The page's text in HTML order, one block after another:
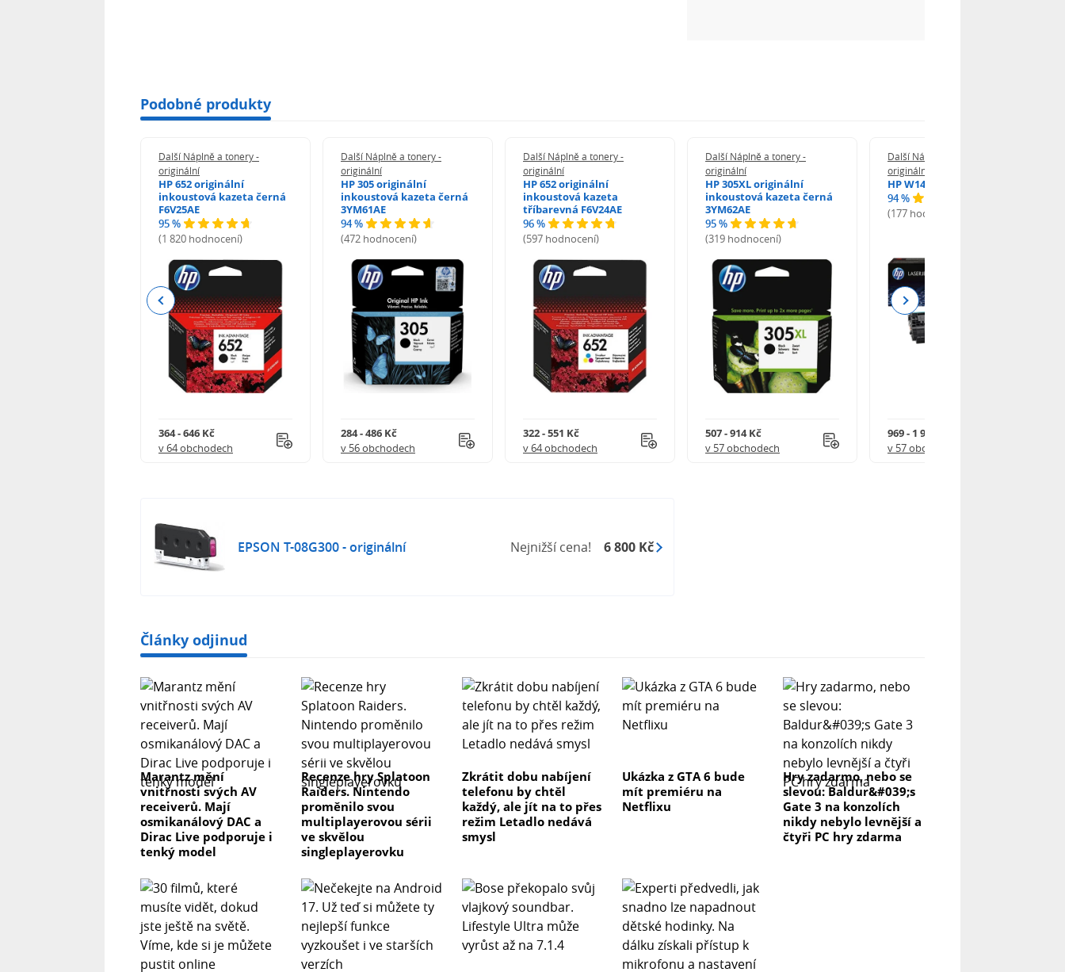
Podobné produkty
Další Náplně a tonery -
originální
HP 652 originální
inkoustová kazeta černá
F6V25AE
95 %
(1 820 hodnocení)
364 - 646 Kč
v 64 obchodech
Další Náplně a tonery -
originální
HP 305 originální
inkoustová kazeta černá
3YM61AE
94 %
(472 hodnocení)
284 - 486 Kč
v 56 obchodech
Další Náplně a tonery -
originální
HP 652 originální
inkoustová kazeta
tříbarevná F6V24AE
96 %
(597 hodnocení)
322 - 551 Kč
v 64 obchodech
Další Náplně a tonery -
originální
HP 305XL originální
inkoustová kazeta černá
3YM62AE
95 %
(319 hodnocení)
507 - 914 Kč
v 57 obchodech
Další Náplně a tonery -
originální
HP W1420A - originální
94 %
(177 hodnocení)
969 - 1 918 Kč
v 57 obchodech
Previous Next
EPSON T-08G300 - originální Nejnižší cena! 6 800 Kč
Články odjinud
Marantz mění
vnitřnosti svých AV
receiverů. Mají
osmikanálový DAC a
Dirac Live podporuje i
tenký model
Recenze hry Splatoon
Raiders. Nintendo
proměnilo svou
multiplayerovou sérii
ve skvělou
singleplayerovku
Zkrátit dobu nabíjení
telefonu by chtěl
každý, ale jít na to přes
režim Letadlo nedává
smysl
Ukázka z GTA 6 bude
mít premiéru na
Netflixu
Hry zadarmo, nebo se
slevou: Baldur&#039;s
Gate 3 na konzolích
nikdy nebylo levnější a
čtyři PC hry zdarma